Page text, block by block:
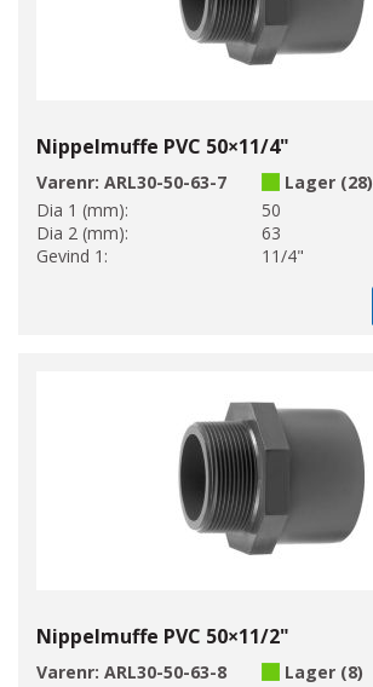
Nippelmuffe PVC 50×11/4"
Varenr: ARL30-50-63-7
Lager (28)
Dia 1 (mm):
50
Dia 2 (mm):
63
Gevind 1:
11/4"
Nippelmuffe PVC 50×11/2"
Varenr: ARL30-50-63-8
Lager (8)